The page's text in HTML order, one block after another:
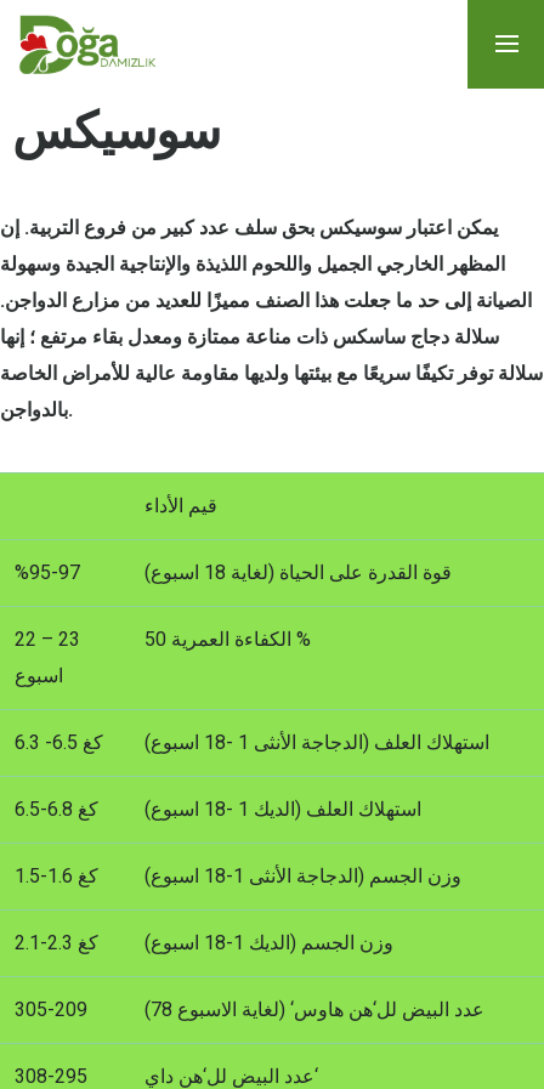
سوسيكس
يمكن اعتبار سوسيكس بحق سلف عدد كبير من فروع التربية. إن
المظهر الخارجي الجميل واللحوم اللذيذة والإنتاجية الجيدة وسهولة
الصيانة إلى حد ما جعلت هذا الصنف مميزًا للعديد من مزارع الدواجن.
سلالة دجاج ساسكس ذات مناعة ممتازة ومعدل بقاء مرتفع ؛ إنها
سلالة توفر تكيفًا سريعًا مع بيئتها ولديها مقاومة عالية للأمراض الخاصة
بالدواجن.
قيم الأداء
%95-97 قوة القدرة على الحياة (لغاية 18 اسبوع)
22 – 23
اسبوع
الكفاءة العمرية 50 %
6.3 -6.5 كغ استهلاك العلف (الدجاجة الأنثى 1 -18 اسبوع)
6.5-6.8 كغ استهلاك العلف (الديك 1 -18 اسبوع)
1.5-1.6 كغ وزن الجسم (الدجاجة الأنثى 1-18 اسبوع)
2.1-2.3 كغ وزن الجسم (الديك 1-18 اسبوع)
305-209 عدد البيض لل‘هن هاوس‘ (لغاية الاسبوع 78)
308-295 عدد البيض لل‘هن داي‘